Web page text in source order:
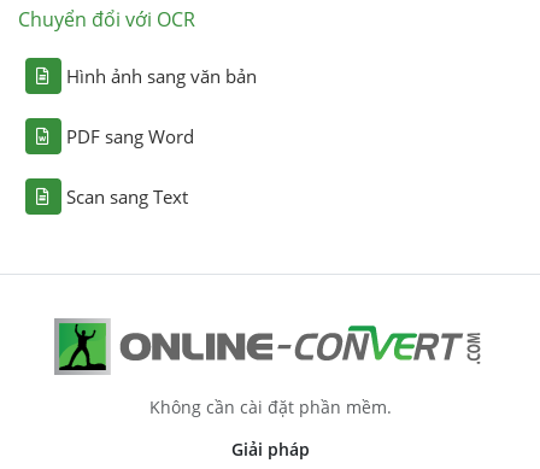
Chuyển đổi với OCR
Hình ảnh sang văn bản
PDF sang Word
Scan sang Text
Không cần cài đặt phần mềm.
Giải pháp